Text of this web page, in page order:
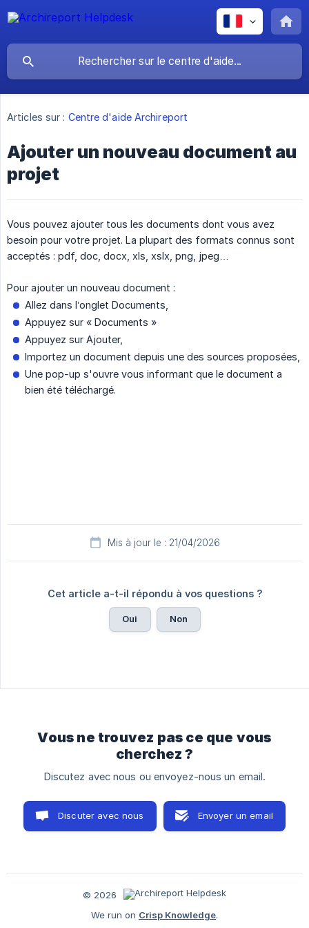
Articles sur : Centre d'aide Archireport
Ajouter un nouveau document au
projet
Vous pouvez ajouter tous les documents dont vous avez
besoin pour votre projet. La plupart des formats connus sont
acceptés : pdf, doc, docx, xls, xslx, png, jpeg…
Pour ajouter un nouveau document :
Allez dans l’onglet Documents,
Appuyez sur « Documents »
Appuyez sur Ajouter,
Importez un document depuis une des sources proposées,
Une pop-up s'ouvre vous informant que le document a
bien été téléchargé.
Mis à jour le : 21/04/2026
Cet article a-t-il répondu à vos questions ?
Oui Non
Vous ne trouvez pas ce que vous
cherchez ?
Discutez avec nous ou envoyez-nous un email.
Discuter avec nous Envoyer un email
© 2026
We run on Crisp Knowledge.